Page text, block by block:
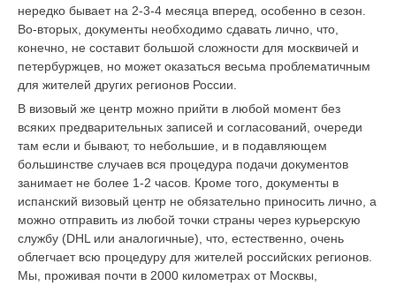
нередко бывает на 2-3-4 месяца вперед, особенно в сезон.
Во-вторых, документы необходимо сдавать лично, что,
конечно, не составит большой сложности для москвичей и
петербуржцев, но может оказаться весьма проблематичным
для жителей других регионов России.
В визовый же центр можно прийти в любой момент без
всяких предварительных записей и согласований, очереди
там если и бывают, то небольшие, и в подавляющем
большинстве случаев вся процедура подачи документов
занимает не более 1-2 часов. Кроме того, документы в
испанский визовый центр не обязательно приносить лично, а
можно отправить из любой точки страны через курьерскую
службу (DHL или аналогичные), что, естественно, очень
облегчает всю процедуру для жителей российских регионов.
Мы, проживая почти в 2000 километрах от Москвы,